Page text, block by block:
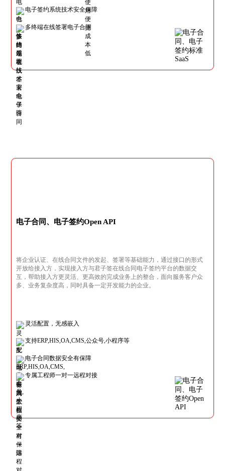
电子签约系统技术安全保障
多终端在线签署电子合同
电子合同、电子签约Open API
将企业认证、在线合同文件的发起、签署等基础能力，通过接口的形式
开放给接入方，实现接入方与君子签在线合同电子签约平台的数据交
互，帮助接入方更灵活、更高效的完成业务上的整合，面向服务客户众
多、业务复杂度高，同时具备一定开发能力的企业。
灵活配置，无感嵌入
支持ERP,HIS,OA,CMS,公众号,小程序等
电子合同数据安全有保障
专属工程师一对一远程对接